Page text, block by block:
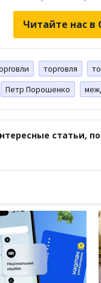
Читайте нас в
торговля
Петр Порошенко
статьи,